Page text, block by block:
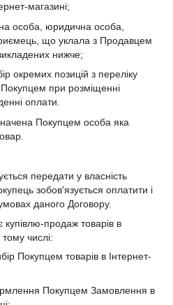
магазині;
особа, юридична особа,
що уклала з Продавцем
нижче;
окремих позицій з переліку
Покупцем при розміщенні
оплати.
Покупцем особа яка
передати у власність
зобов'язується оплатити і
даного Договору.
купівлю-продаж товарів в
тому числі:
Покупцем товарів в Інтернет-
Покупцем Замовлення в